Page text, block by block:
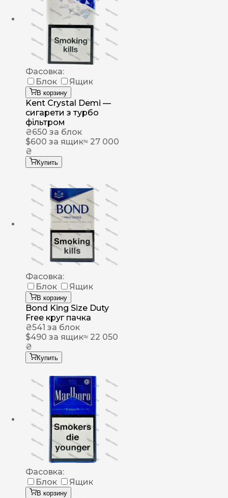
Фасовка:
Блок
Ящик
В корзину
Kent Crystal Demi —
сигарети з турбо
фільтром
₴650 за блок
$600 за ящик≈ 27 000
₴
Купить
Фасовка:
Блок
Ящик
В корзину
Bond King Size Duty
Free круг пачка
₴541 за блок
$490 за ящик≈ 22 050
₴
Купить
Фасовка:
Блок
Ящик
В корзину